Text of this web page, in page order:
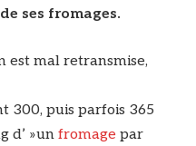
ses fromages.
est mal retransmise,
300, puis parfois 365
d’ »un fromage par